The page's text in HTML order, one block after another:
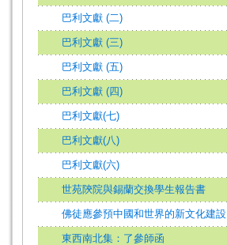
巴利文獻 (二)
巴利文獻 (三)
巴利文獻 (五)
巴利文獻 (四)
巴利文獻(七)
巴利文獻(八)
巴利文獻(六)
世苑陝院與錫蘭交換學生報告書
佛徒應參預中國和世界的新文化建設
東西南北集：了參師函